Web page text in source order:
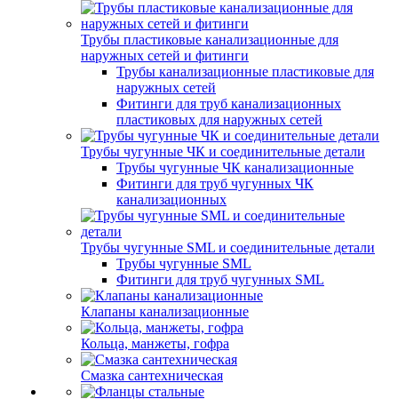
Трубы пластиковые канализационные для
наружных сетей и фитинги
Трубы канализационные пластиковые для
наружных сетей
Фитинги для труб канализационных
пластиковых для наружных сетей
Трубы чугунные ЧК и соединительные детали
Трубы чугунные ЧК канализационные
Фитинги для труб чугунных ЧК
канализационных
Трубы чугунные SML и соединительные детали
Трубы чугунные SML
Фитинги для труб чугунных SML
Клапаны канализационные
Кольца, манжеты, гофра
Смазка сантехническая